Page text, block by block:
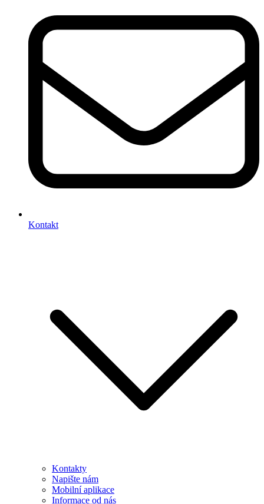
Kontakt
Kontakty
Napište nám
Mobilní aplikace
Informace od nás